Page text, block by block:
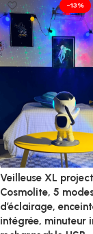
-13%
Veilleuse XL
Cosmolite, 5
d’éclairage,
intégrée, minuteur